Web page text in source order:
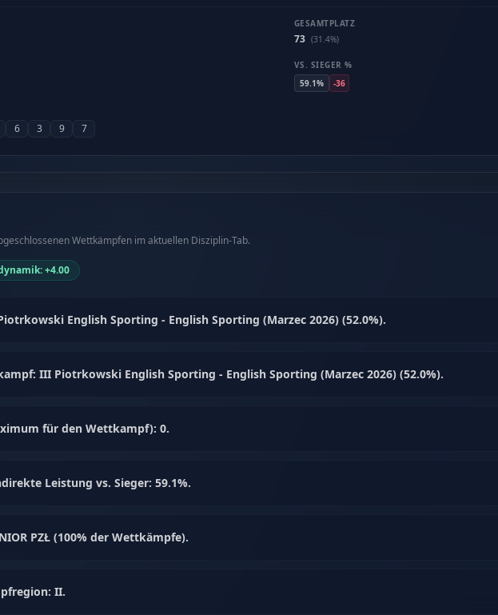
GESAMTPLATZ
73 (31.4%)
VS. SIEGER %
59.1%
-36
6 3 9 7
Wettkämpfen im aktuellen Disziplin-Tab.
+4.00
English Sporting - English Sporting (Marzec 2026) (52.0%).
III Piotrkowski English Sporting - English Sporting (Marzec 2026) (52.0%).
für den Wettkampf): 0.
Leistung vs. Sieger: 59.1%.
PZŁ (100% der Wettkämpfe).
II.